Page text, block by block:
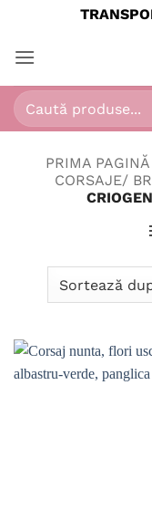
content
Caută
după:
PRIMA PAGINĂ
CORSAJE/